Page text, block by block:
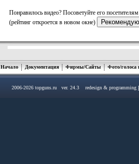
Понравилось видео? Посоветуйте его посетителям
(рейтинг откроется в новом окне)
Начало Документация Фирмы/Сайты Фото/голоса
2006-2026 topguns.ru ver. 24.3 redesign & programming